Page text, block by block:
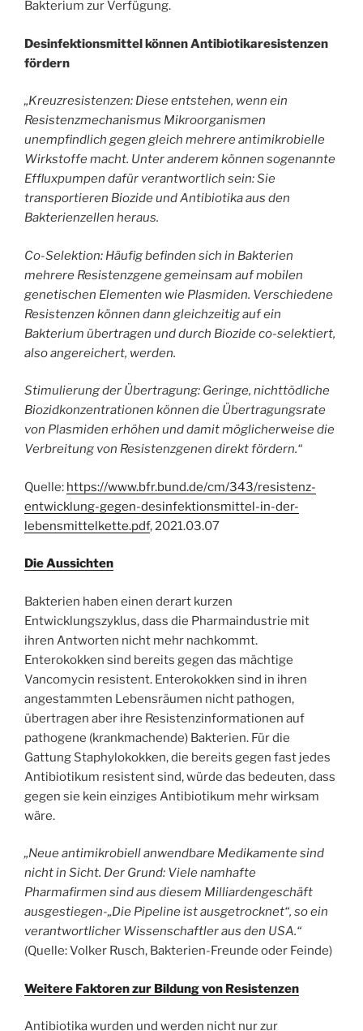
Bakterium zur Verfügung.
Desinfektionsmittel können Antibiotikaresistenzen
fördern
„Kreuzresistenzen: Diese entstehen, wenn ein
Resistenzmechanismus Mikroorganismen
unempfindlich gegen gleich mehrere antimikrobielle
Wirkstoffe macht. Unter anderem können sogenannte
Effluxpumpen dafür verantwortlich sein: Sie
transportieren Biozide und Antibiotika aus den
Bakterienzellen heraus.
Co-Selektion: Häufig befinden sich in Bakterien
mehrere Resistenzgene gemeinsam auf mobilen
genetischen Elementen wie Plasmiden. Verschiedene
Resistenzen können dann gleichzeitig auf ein
Bakterium übertragen und durch Biozide co-selektiert,
also angereichert, werden.
Stimulierung der Übertragung: Geringe, nichttödliche
Biozidkonzentrationen können die Übertragungsrate
von Plasmiden erhöhen und damit möglicherweise die
Verbreitung von Resistenzgenen direkt fördern.“
Quelle: https://www.bfr.bund.de/cm/343/resistenz-
entwicklung-gegen-desinfektionsmittel-in-der-
lebensmittelkette.pdf, 2021.03.07
Die Aussichten
Bakterien haben einen derart kurzen
Entwicklungszyklus, dass die Pharmaindustrie mit
ihren Antworten nicht mehr nachkommt.
Enterokokken sind bereits gegen das mächtige
Vancomycin resistent. Enterokokken sind in ihren
angestammten Lebensräumen nicht pathogen,
übertragen aber ihre Resistenzinformationen auf
pathogene (krankmachende) Bakterien. Für die
Gattung Staphylokokken, die bereits gegen fast jedes
Antibiotikum resistent sind, würde das bedeuten, dass
gegen sie kein einziges Antibiotikum mehr wirksam
wäre.
„Neue antimikrobiell anwendbare Medikamente sind
nicht in Sicht. Der Grund: Viele namhafte
Pharmafirmen sind aus diesem Milliardengeschäft
ausgestiegen-„Die Pipeline ist ausgetrocknet“, so ein
verantwortlicher Wissenschaftler aus den USA.“
(Quelle: Volker Rusch, Bakterien-Freunde oder Feinde)
Weitere Faktoren zur Bildung von Resistenzen
Antibiotika wurden und werden nicht nur zur